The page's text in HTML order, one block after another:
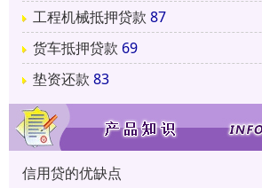
工程机械抵押贷款 87
货车抵押贷款 69
垫资还款 83
信用贷的优缺点